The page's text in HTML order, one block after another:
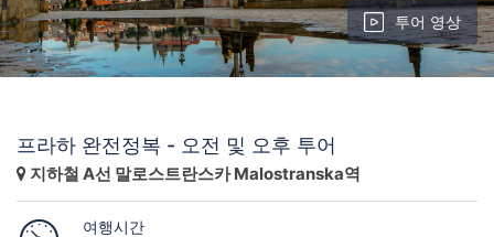
투어 영상
프라하 완전정복 - 오전 및 오후 투어
지하철 A선 말로스트란스카 Malostranska역
여행시간